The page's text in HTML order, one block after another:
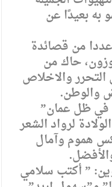
به بعيدًا عن
من قصائدة
حاك من
التحرر والاخلاص
والوطن.
في ظل عمان”
لرواد الشعر
هموم وآمال
” أكتب سلامي